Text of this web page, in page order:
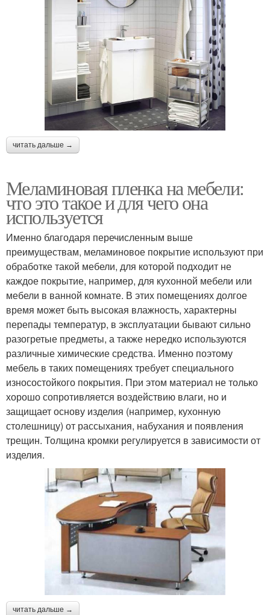
читать дальше →
Меламиновая пленка на мебели:
что это такое и для чего она
используется
Именно благодаря перечисленным выше
преимуществам, меламиновое покрытие используют при
обработке такой мебели, для которой подходит не
каждое покрытие, например, для кухонной мебели или
мебели в ванной комнате. В этих помещениях долгое
время может быть высокая влажность, характерны
перепады температур, в эксплуатации бывают сильно
разогретые предметы, а также нередко используются
различные химические средства. Именно поэтому
мебель в таких помещениях требует специального
износостойкого покрытия. При этом материал не только
хорошо сопротивляется воздействию влаги, но и
защищает основу изделия (например, кухонную
столешницу) от рассыхания, набухания и появления
трещин. Толщина кромки регулируется в зависимости от
изделия.
читать дальше →